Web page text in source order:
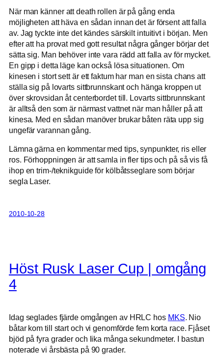
När man känner att death rollen är på gång enda
möjligheten att häva en sådan innan det är försent att falla
av. Jag tyckte inte det kändes särskilt intuitivt i början. Men
efter att ha provat med gott resultat några gånger börjar det
sätta sig. Man behöver inte vara rädd att falla av för mycket.
En gipp i detta läge kan också lösa situationen. Om
kinesen i stort sett är ett faktum har man en sista chans att
ställa sig på lovarts sittbrunnskant och hänga kroppen ut
över skrovsidan åt centerbordet till. Lovarts sittbrunnskant
är alltså den som är närmast vattnet när man håller på att
kinesa. Med en sådan manöver brukar båten räta upp sig
ungefär varannan gång.
Lämna gärna en kommentar med tips, synpunkter, ris eller
ros. Förhoppningen är att samla in fler tips och på så vis få
ihop en trim-/teknikguide för kölbåtsseglare som börjar
segla Laser.
2010-10-28
Höst Rusk Laser Cup | omgång
4
Idag seglades fjärde omgången av HRLC hos MKS. Nio
båtar kom till start och vi genomförde fem korta race. Fjåset
bjöd på fyra grader och lika många sekundmeter. I bastun
noterade vi årsbästa på 90 grader.